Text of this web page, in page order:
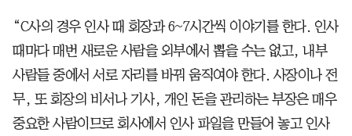
“C사의 경우 인사 때 회장과 6~7시간씩 이야기를 한다. 인사
때마다 매번 새로운 사람을 외부에서 뽑을 수는 없고, 내부
사람들 중에서 서로 자리를 바꿔 움직여야 한다. 사장이나 전
무, 또 회장의 비서나 기사, 개인 돈을 관리하는 부장은 매우
중요한 사람이므로 회사에서 인사 파일을 만들어 놓고 인사